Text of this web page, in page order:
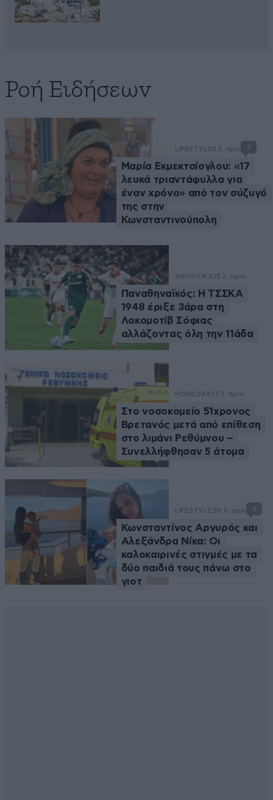
Ροή Ειδήσεων
LIFESTYLE5 λ. πριν 2
Μαρία Εκμεκτσίογλου: «17
λευκά τριαντάφυλλα για
έναν χρόνο» από τον σύζυγό
της στην
Κωνσταντινούπολη
ΑΘΛΗΤΙΚΑ 15 λ. πριν
Παναθηναϊκός: Η ΤΣΣΚΑ
1948 έριξε 3άρα στη
Λοκομοτίβ Σόφιας
αλλάζοντας όλη την 11άδα
ΚΟΙΝΩΝΙΑ 17 λ. πριν
Στο νοσοκομείο 51χρονος
Βρετανός μετά από επίθεση
στο λιμάνι Ρεθύμνου –
Συνελλήφθησαν 5 άτομα
LIFESTYLE29 λ. πριν 2
Κωνσταντίνος Αργυρός και
Αλεξάνδρα Νίκα: Οι
καλοκαιρινές στιγμές με τα
δύο παιδιά τους πάνω στο
γιοτ